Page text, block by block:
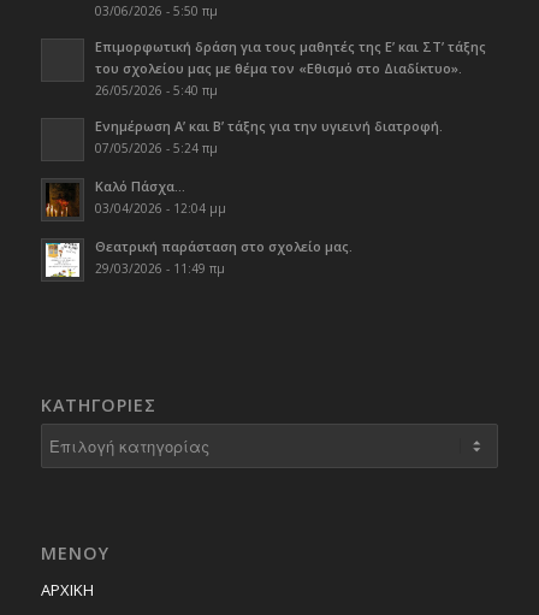
03/06/2026 - 5:50 πμ
Επιμορφωτική δράση για τους μαθητές της Ε’ και ΣΤ’ τάξης
του σχολείου μας με θέμα τον «Εθισμό στο Διαδίκτυο».
26/05/2026 - 5:40 πμ
Ενημέρωση Α’ και Β’ τάξης για την υγιεινή διατροφή.
07/05/2026 - 5:24 πμ
Καλό Πάσχα…
03/04/2026 - 12:04 μμ
Θεατρική παράσταση στο σχολείο μας.
29/03/2026 - 11:49 πμ
KΑΤΗΓΟΡΊΕΣ
Kατηγορίες
ΜΕΝΟΥ
ΑΡΧΙΚΗ